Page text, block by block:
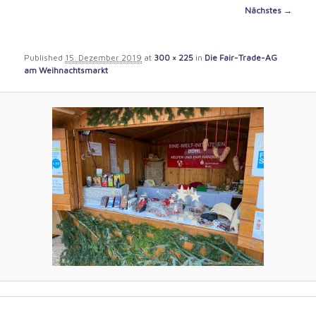
Image
Nächstes →
Published 15. Dezember 2019 at 300 × 225 in Die Fair-Trade-AG
am Weihnachtsmarkt